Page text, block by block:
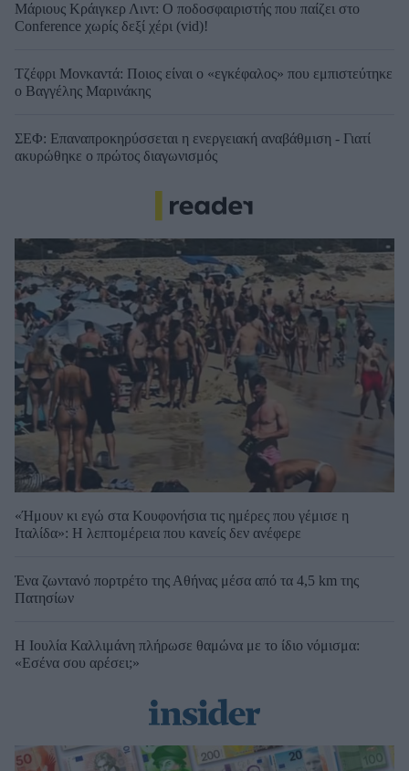
Μάριους Κράιγκερ Λιντ: Ο ποδοσφαιριστής που παίζει στο
Conference χωρίς δεξί χέρι (vid)!
Τζέφρι Μονκαντά: Ποιος είναι ο «εγκέφαλος» που εμπιστεύτηκε
ο Βαγγέλης Μαρινάκης
ΣΕΦ: Επαναπροκηρύσσεται η ενεργειακή αναβάθμιση - Γιατί
ακυρώθηκε ο πρώτος διαγωνισμός
«Ήμουν κι εγώ στα Κουφονήσια τις ημέρες που γέμισε η
Ιταλίδα»: Η λεπτομέρεια που κανείς δεν ανέφερε
Ένα ζωντανό πορτρέτο της Αθήνας μέσα από τα 4,5 km της
Πατησίων
Η Ιουλία Καλλιμάνη πλήρωσε θαμώνα με το ίδιο νόμισμα:
«Εσένα σου αρέσει;»